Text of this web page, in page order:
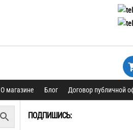
О магазине Блог Договор публичной
ПОДПИШИСЬ: